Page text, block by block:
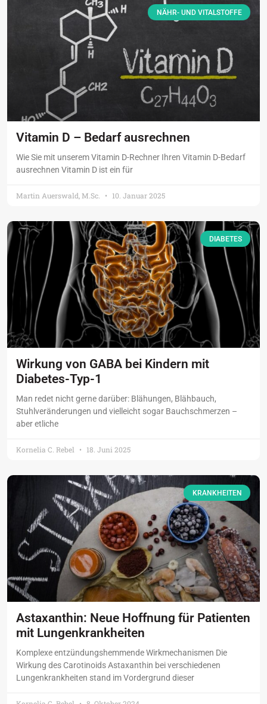
NÄHR- UND VITALSTOFFE
Vitamin D – Bedarf ausrechnen
Wie Sie mit unserem Vitamin D-Rechner Ihren Vitamin D-Bedarf
ausrechnen Vitamin D ist ein für
Martin Auerswald, M.Sc. 10. Januar 2025
DIABETES
Wirkung von GABA bei Kindern mit
Diabetes-Typ-1
Man redet nicht gerne darüber: Blähungen, Blähbauch,
Stuhlveränderungen und vielleicht sogar Bauchschmerzen –
aber etliche
Kornelia C. Rebel 18. Juni 2025
KRANKHEITEN
Astaxanthin: Neue Hoffnung für Patienten
mit Lungenkrankheiten
Komplexe entzündungshemmende Wirkmechanismen Die
Wirkung des Carotinoids Astaxanthin bei verschiedenen
Lungenkrankheiten stand im Vordergrund dieser